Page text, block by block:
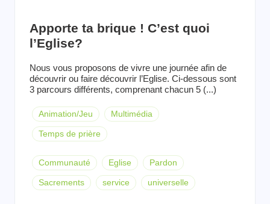
Apporte ta brique ! C’est quoi
l’Eglise?
Nous vous proposons de vivre une journée afin de
découvrir ou faire découvrir l’Eglise. Ci-dessous sont
3 parcours différents, comprenant chacun 5 (...)
Animation/Jeu Multimédia
Temps de prière
Communauté Eglise Pardon
Sacrements service universelle